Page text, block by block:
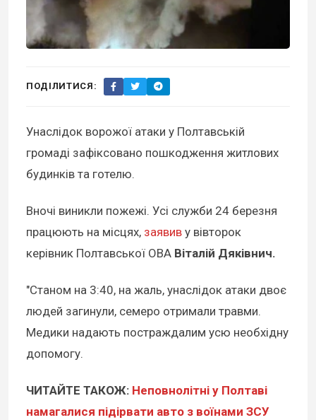
ПОДІЛИТИСЯ:
Унаслідок ворожої атаки у Полтавській
громаді зафіксовано пошкодження житлових
будинків та готелю.
Вночі виникли пожежі. Усі служби 24 березня
працюють на місцях, заявив у вівторок
керівник Полтавської ОВА Віталій Дяківнич.
"Станом на 3:40, на жаль, унаслідок атаки двоє
людей загинули, семеро отримали травми.
Медики надають постраждалим усю необхідну
допомогу.
ЧИТАЙТЕ ТАКОЖ: Неповнолітні у Полтаві
намагалися підірвати авто з воїнами ЗСУ